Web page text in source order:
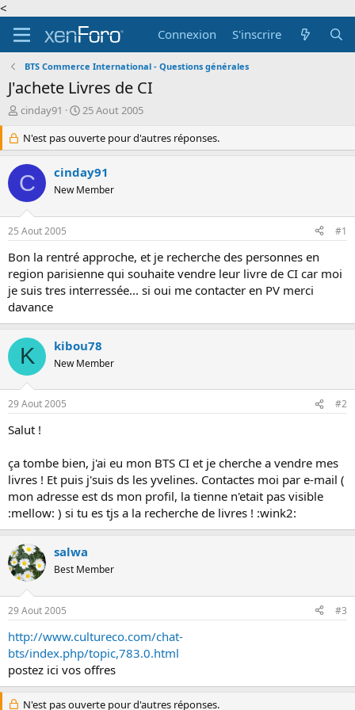
<
Connexion
S'inscrire
BTS Commerce International - Questions générales
J'achete Livres de CI
A
e
u
r
d
e
a
d
i
s
c
u
s
s
i
o
n
cinday91
D
t
e
e
d
u
t
25 Aout 2005
N'est pas ouverte pour d'autres réponses.
C cinday91
New Member
25 Aout 2005 #1
Bon la rentré approche, et je recherche des personnes en
region parisienne qui souhaite vendre leur livre de CI car moi
je suis tres interressée... si oui me contacter en PV merci
davance
K kibou78
New Member
29 Aout 2005 #2
Salut !
ça tombe bien, j'ai eu mon BTS CI et je cherche a vendre mes
livres ! Et puis j'suis ds les yvelines. Contactes moi par e-mail (
mon adresse est ds mon profil, la tienne n'etait pas visible
:mellow: ) si tu es tjs a la recherche de livres ! :wink2:
salwa
Best Member
29 Aout 2005 #3
http://www.cultureco.com/chat-
bts/index.php/topic,783.0.html
postez ici vos offres
N'est pas ouverte pour d'autres réponses.